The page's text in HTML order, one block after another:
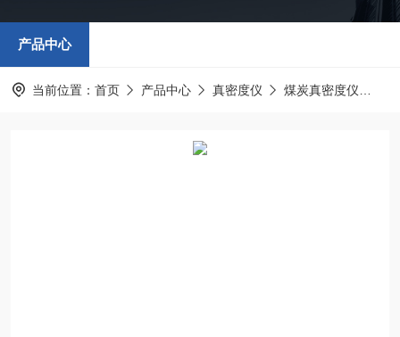
产品中心
当前位置： 首页 产品中心 真密度仪 煤炭真密度仪